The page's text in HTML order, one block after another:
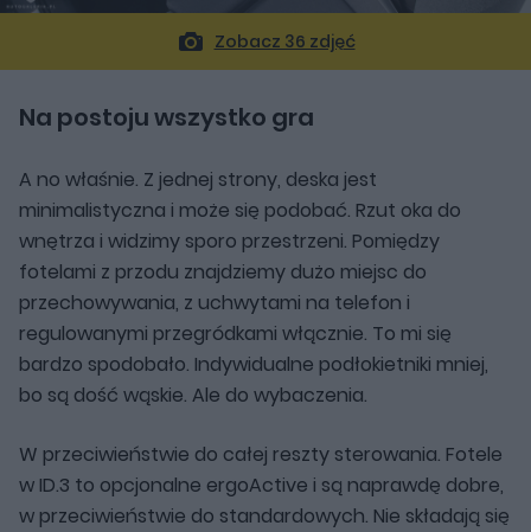
Zobacz 36 zdjęć
Na postoju wszystko gra
A no właśnie. Z jednej strony, deska jest
minimalistyczna i może się podobać. Rzut oka do
wnętrza i widzimy sporo przestrzeni. Pomiędzy
fotelami z przodu znajdziemy dużo miejsc do
przechowywania, z uchwytami na telefon i
regulowanymi przegródkami włącznie. To mi się
bardzo spodobało. Indywidualne podłokietniki mniej,
bo są dość wąskie. Ale do wybaczenia.
W przeciwieństwie do całej reszty sterowania. Fotele
w ID.3 to opcjonalne ergoActive i są naprawdę dobre,
w przeciwieństwie do standardowych. Nie składają się